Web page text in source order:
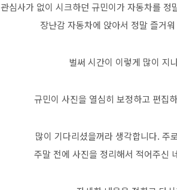
관심사가 없이 시크하던 규민이가 자동차를
장난감 자동차에 앉아서 정말 즐거
벌써 시간이 이렇게 많이 지
규민이 사진을 열심히 보정하고 편집
많이 기다리셨을꺼라 생각합니다. 주
주말 전에 사진을 정리해서 적어주신